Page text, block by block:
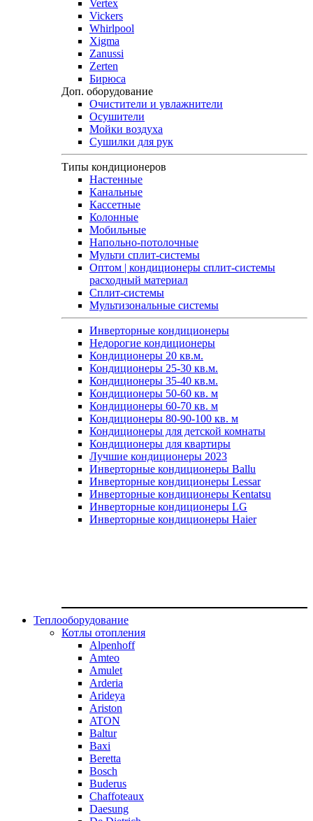
Vertex
Vickers
Whirlpool
Xigma
Zanussi
Zerten
Бирюса
Доп. оборудование
Очистители и увлажнители
Осушители
Мойки воздуха
Сушилки для рук
Типы кондиционеров
Настенные
Канальные
Кассетные
Колонные
Мобильные
Напольно-потолочные
Мульти сплит-системы
Оптом | кондиционеры сплит-системы
расходный материал
Сплит-системы
Мультизональные системы
Инверторные кондиционеры
Недорогие кондиционеры
Кондиционеры 20 кв.м.
Кондиционеры 25-30 кв.м.
Кондиционеры 35-40 кв.м.
Кондиционеры 50-60 кв. м
Кондиционеры 60-70 кв. м
Кондиционеры 80-90-100 кв. м
Кондиционеры для детской комнаты
Кондиционеры для квартиры
Лучшие кондиционеры 2023
Инверторные кондиционеры Ballu
Инверторные кондиционеры Lessar
Инверторные кондиционеры Kentatsu
Инверторные кондиционеры LG
Инверторные кондиционеры Haier
Теплооборудование
Котлы отопления
Alpenhoff
Amteo
Amulet
Arderia
Arideya
Ariston
ATON
Baltur
Baxi
Beretta
Bosch
Buderus
Chaffoteaux
Daesung